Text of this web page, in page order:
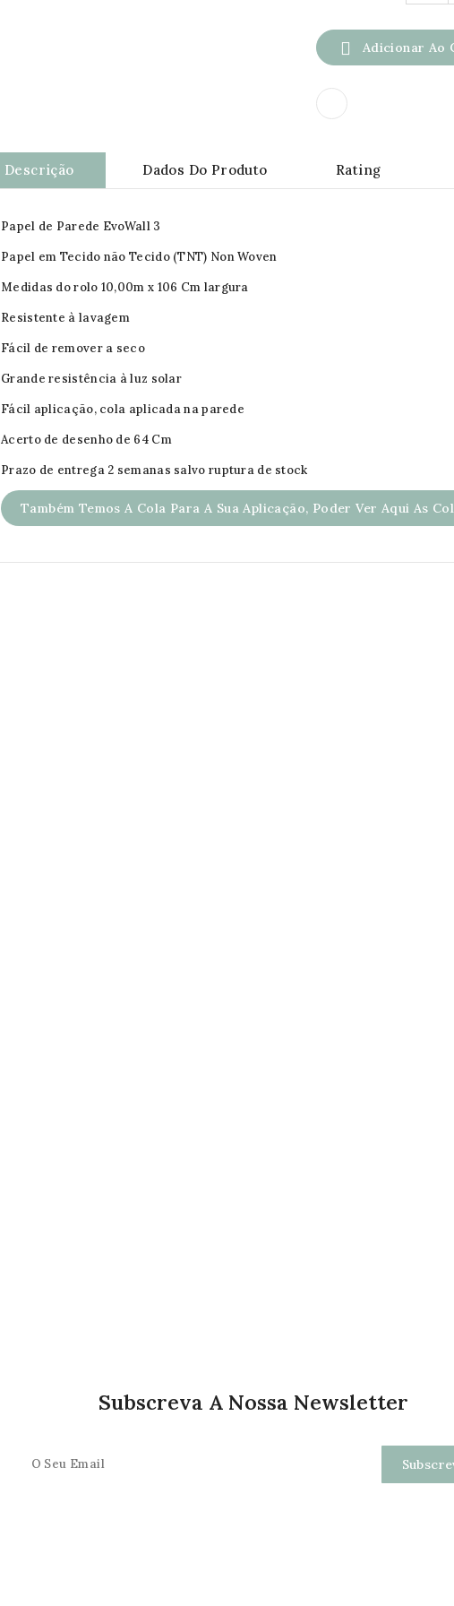
 Adicionar Ao
Descrição Dados Do Produto Rating
Papel de Parede EvoWall 3
Papel em Tecido não Tecido (TNT) Non Woven
Medidas do rolo 10,00m x 106 Cm largura
Resistente à lavagem
Fácil de remover a seco
Grande resistência à luz solar
Fácil aplicação, cola aplicada na parede
Acerto de desenho de 64 Cm
Prazo de entrega 2 semanas salvo ruptura de stock
Também Temos A Cola Para A Sua Aplicação, Poder Ver Aqui As
Subscreva A Nossa Newsletter